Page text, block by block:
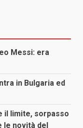
Messi: era
in Bulgaria ed
il limite, sorpasso
le novità del